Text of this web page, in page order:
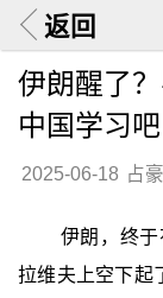
返回
伊朗醒了
中国学习吧
2025-06-18 占豪
伊朗，终
拉维夫上空下起